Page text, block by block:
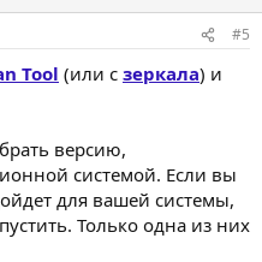
#5
Tool (или с зеркала) и
версию,
системой. Если вы
для вашей системы,
Только одна из них